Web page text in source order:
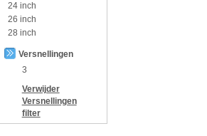
24 inch
26 inch
28 inch
Versnellingen
3
Verwijder
Versnellingen
filter